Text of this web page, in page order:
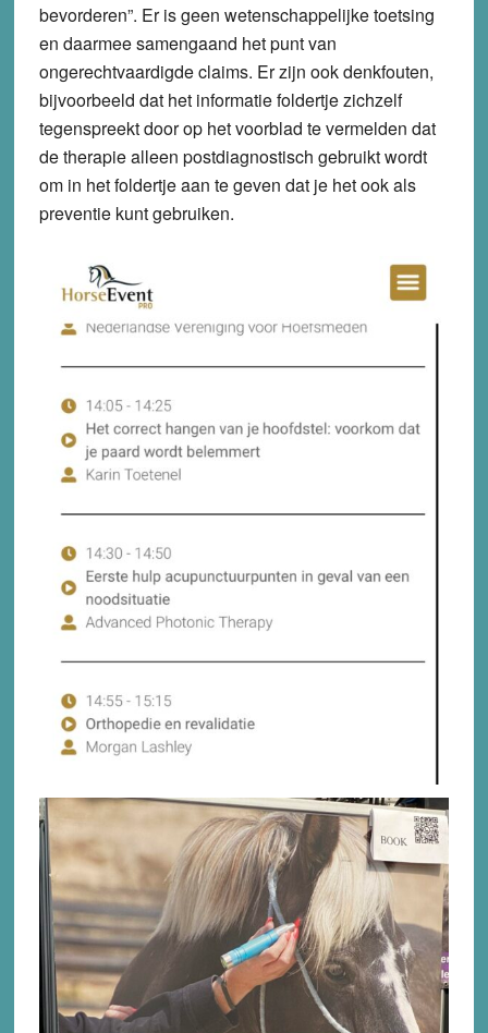
bevorderen”. Er is geen wetenschappelijke toetsing
en daarmee samengaand het punt van
ongerechtvaardigde claims. Er zijn ook denkfouten,
bijvoorbeeld dat het informatie foldertje zichzelf
tegenspreekt door op het voorblad te vermelden dat
de therapie alleen postdiagnostisch gebruikt wordt
om in het foldertje aan te geven dat je het ook als
preventie kunt gebruiken.